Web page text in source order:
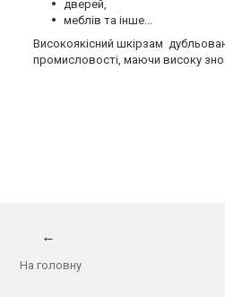
дверей,
меблів та інше...
Високоякісний шкірзам
промисловості, маючи високу
←
На головну